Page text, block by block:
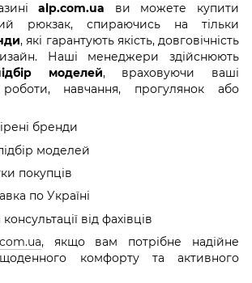
alp.com.ua ви можете купити
рюкзак, спираючись на тільки
, які гарантують якість, довговічність
Наші менеджери здійснюють
моделей, враховуючи ваші
навчання, прогулянок або
бренди
моделей
покупців
по Україні
від фахівців
, якщо вам потрібне надійне
комфорту та активного